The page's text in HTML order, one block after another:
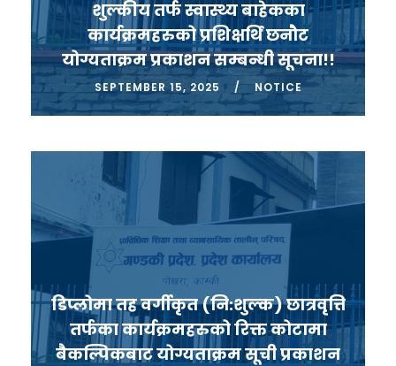
शुल्कीय तर्फ स्वास्थ्य बाहेकका
कार्यक्रमहरुको प्रशिक्षर्थि छनौट
योग्यताक्रम प्रकाशन सम्बन्धी सूचना!!
SEPTEMBER 15, 2025 NOTICE
डिप्लोमा तह वर्गीकृत (नि:शुल्क) छात्रवृत्ति
तर्फका कार्यक्रमहरुको रिक्त कोटामा
बैकल्पिकबाट योग्यताक्रम सूची प्रकाशन